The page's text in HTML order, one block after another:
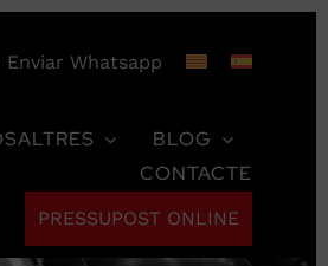
Enviar Whatsapp
BLOG
CONTACTE
PRESSUPOST ONLINE